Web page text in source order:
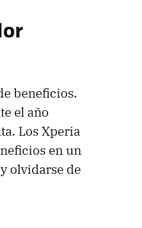
beneficios.
el año
Los Xperia
en un
olvidarse de